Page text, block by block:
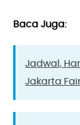
Baca Juga:
Jadwal,
Jakarta